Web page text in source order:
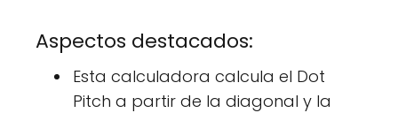
Aspectos destacados:
Esta calculadora calcula el Dot
Pitch a partir de la diagonal y la